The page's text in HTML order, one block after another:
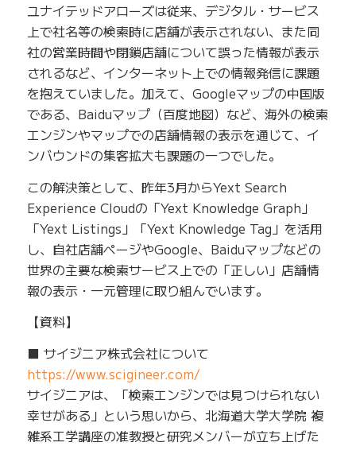
ユナイテッドアローズは従来、デジタル・サービス
上で社名等の検索時に店舗が表示されない、また同
社の営業時間や閉鎖店舗について誤った情報が表示
されるなど、インターネット上での情報発信に課題
を抱えていました。加えて、Googleマップの中国版
である、Baiduマップ（百度地図）など、海外の検索
エンジンやマップでの店舗情報の表示を通じて、イ
ンバウンドの集客拡大も課題の一つでした。
この解決策として、昨年3月からYext Search
Experience Cloudの「Yext Knowledge Graph」
「Yext Listings」「Yext Knowledge Tag」を活用
し、自社店舗ページやGoogle、Baiduマップなどの
世界の主要な検索サービス上での「正しい」店舗情
報の表示・一元管理に取り組んでいます。
【資料】
■ サイジニア株式会社について
https://www.scigineer.com/
サイジニアは、「検索エンジンでは見つけられない
幸せがある」という思いから、北海道大学大学院 複
雑系工学講座の准教授と研究メンバーが立ち上げた